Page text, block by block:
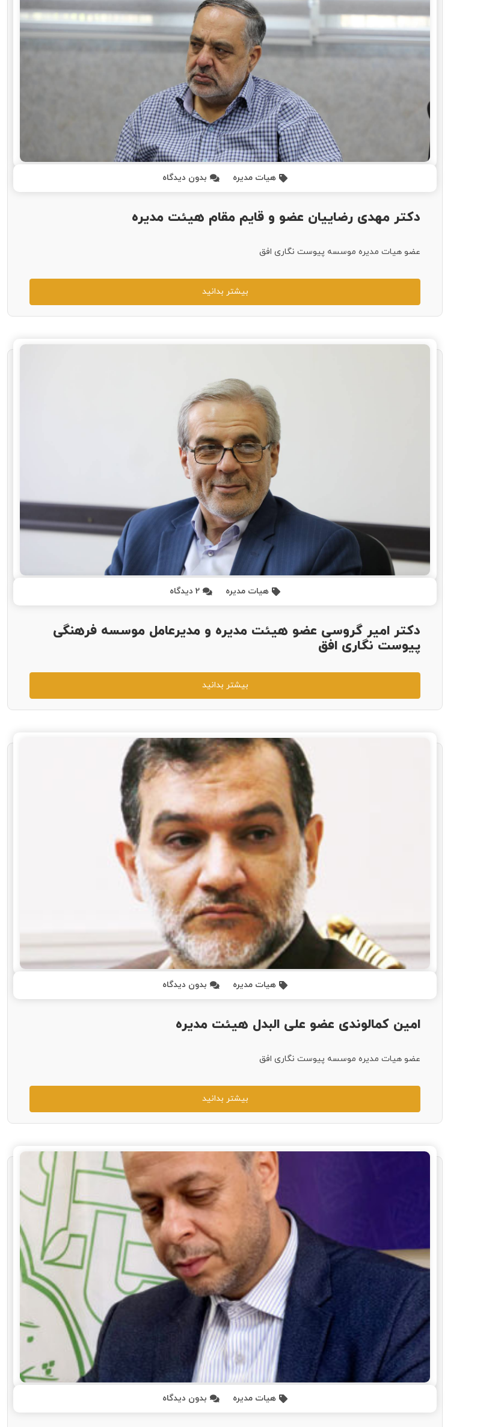
هیات مدیره بدون دیدگاه
دکتر مهدی رضاییان عضو و قایم مقام هیئت مدیره
عضو هیات مدیره موسسه پیوست نگاری افق
بیشتر بدانید
هیات مدیره 2 دیدگاه
دکتر امیر گروسی عضو هیئت مدیره و مدیرعامل موسسه فرهنگی
پیوست نگاری افق
بیشتر بدانید
هیات مدیره بدون دیدگاه
امین کمالوندی عضو علی البدل هیئت مدیره
عضو هیات مدیره موسسه پیوست نگاری افق
بیشتر بدانید
هیات مدیره بدون دیدگاه